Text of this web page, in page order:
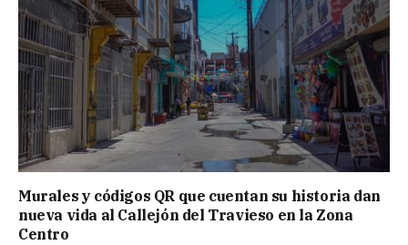
Murales y códigos QR que cuentan su historia dan
nueva vida al Callejón del Travieso en la Zona
Centro